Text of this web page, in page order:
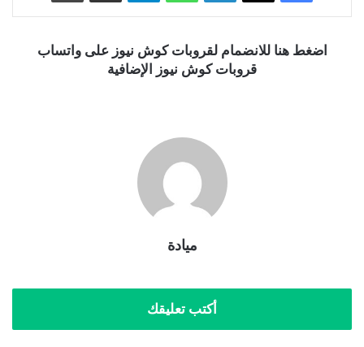
اضغط هنا للانضمام لقروبات كوش نيوز على واتساب
قروبات كوش نيوز الإضافية
ميادة
أكتب تعليقك